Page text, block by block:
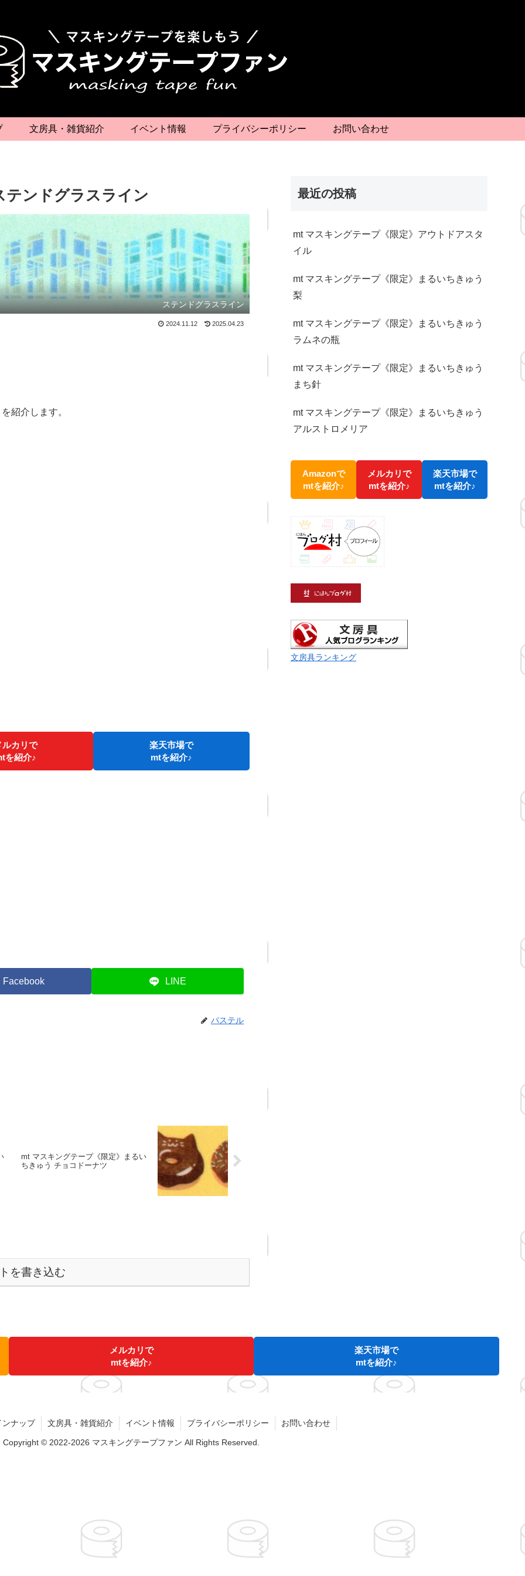
文房具・雑貨紹介 イベント情報 プライバシーポリシー お問い合わせ
テンドグラスライン
ステンドグラスライン
2024.11.12 2025.04.23
紹介します。
ルカリで
を紹介♪
楽天市場で
mtを紹介♪
Facebook LINE
パステル
mt マスキングテープ《限定》まるい
ちきゅう チョコドーナツ
を書き込む
最近の投稿
mt マスキングテープ《限定》アウトドアスタ
イル
mt マスキングテープ《限定》まるいちきゅう
梨
mt マスキングテープ《限定》まるいちきゅう
ラムネの瓶
mt マスキングテープ《限定》まるいちきゅう
まち針
mt マスキングテープ《限定》まるいちきゅう
アルストロメリア
Amazonで
mtを紹介♪
メルカリで
mtを紹介♪
楽天市場で
mtを紹介♪
文房具ランキング
メルカリで
mtを紹介♪
楽天市場で
mtを紹介♪
ナップ 文房具・雑貨紹介 イベント情報 プライバシーポリシー お問い合わせ
Copyright © 2022-2026 マスキングテープファン All Rights Reserved.